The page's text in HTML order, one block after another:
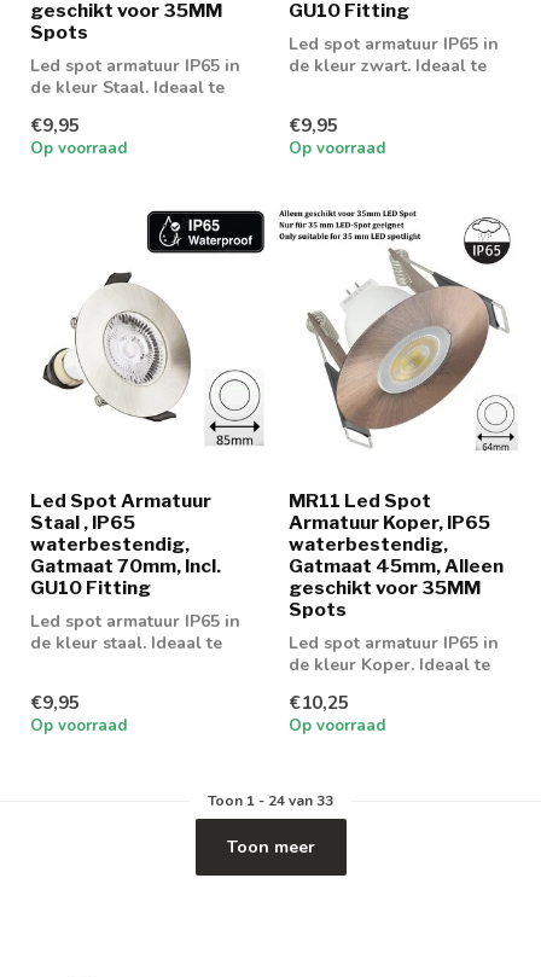
geschikt voor 35MM
Spots
Led spot armatuur IP65 in
de kleur Staal. Ideaal te
MR16 l...
€9,95
Op voorraad
GU10 Fitting
Led spot armatuur IP65 in
de kleur zwart. Ideaal te
€9,95
Op voorraad
Led Spot Armatuur
Staal , IP65
waterbestendig,
Gatmaat 70mm, Incl.
GU10 Fitting
Led spot armatuur IP65 in
de kleur staal. Ideaal te
€9,95
Op voorraad
MR11 Led Spot
Armatuur Koper, IP65
waterbestendig,
Gatmaat 45mm, Alleen
geschikt voor 35MM
Spots
Led spot armatuur IP65 in
de kleur Koper. Ideaal te
MR16 l...
€10,25
Op voorraad
Toon 1- 24van 33
Toon meer